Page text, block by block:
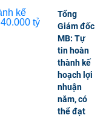
Tổng
Giám đốc
MB: Tự
tin hoàn
thành kế
hoạch lợi
nhuận
năm, có
thể đạt